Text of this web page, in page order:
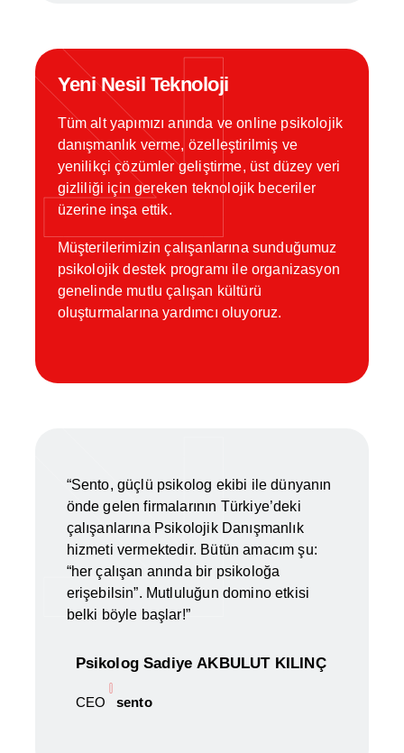
Yeni Nesil Teknoloji
Tüm alt yapımızı anında ve online psikolojik
danışmanlık verme, özelleştirilmiş ve
yenilikçi çözümler geliştirme, üst düzey veri
gizliliği için gereken teknolojik beceriler
üzerine inşa ettik.
Müşterilerimizin çalışanlarına sunduğumuz
psikolojik destek programı ile organizasyon
genelinde mutlu çalışan kültürü
oluşturmalarına yardımcı oluyoruz.
“Sento, güçlü psikolog ekibi ile dünyanın
önde gelen firmalarının Türkiye’deki
çalışanlarına Psikolojik Danışmanlık
hizmeti vermektedir. Bütün amacım şu:
“her çalışan anında bir psikoloğa
erişebilsin”. Mutluluğun domino etkisi
belki böyle başlar!”
Psikolog Sadiye AKBULUT KILINÇ
CEO sento